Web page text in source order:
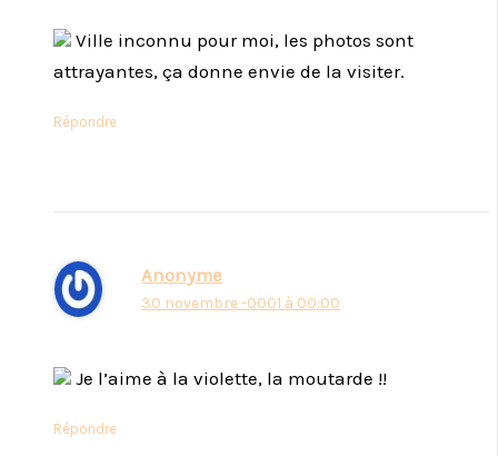
Ville inconnu pour moi, les photos sont
attrayantes, ça donne envie de la visiter.
Répondre
Anonyme
30 novembre -0001 à 00:00
Je l’aime à la violette, la moutarde !!
Répondre